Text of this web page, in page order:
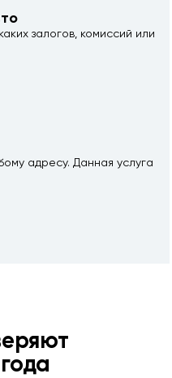
залогов, комиссий или
адресу. Данная услуга